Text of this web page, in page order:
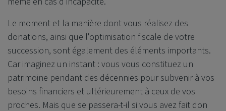
Le moment et la manière dont vous réalisez des
donations, ainsi que l'optimisation fiscale de votre
succession, sont également des éléments importants.
Car imaginez un instant : vous vous constituez un
patrimoine pendant des décennies pour subvenir à vos
besoins financiers et ultérieurement à ceux de vos
proches. Mais que se passera-t-il si vous avez fait don